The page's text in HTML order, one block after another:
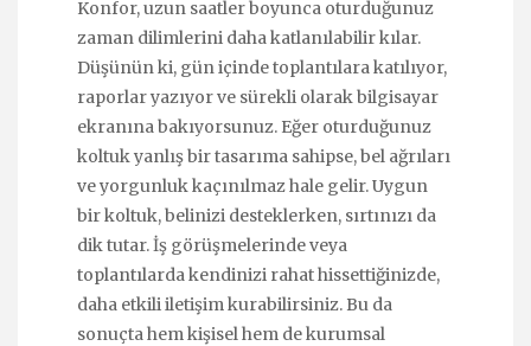
Konfor, uzun saatler boyunca oturduğunuz
zaman dilimlerini daha katlanılabilir kılar.
Düşünün ki, gün içinde toplantılara katılıyor,
raporlar yazıyor ve sürekli olarak bilgisayar
ekranına bakıyorsunuz. Eğer oturduğunuz
koltuk yanlış bir tasarıma sahipse, bel ağrıları
ve yorgunluk kaçınılmaz hale gelir. Uygun
bir koltuk, belinizi desteklerken, sırtınızı da
dik tutar. İş görüşmelerinde veya
toplantılarda kendinizi rahat hissettiğinizde,
daha etkili iletişim kurabilirsiniz. Bu da
sonuçta hem kişisel hem de kurumsal